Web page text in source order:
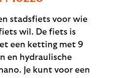
stadsfiets voor wie
wil. De fiets is
een ketting met 9
en hydraulische
Je kunt voor een